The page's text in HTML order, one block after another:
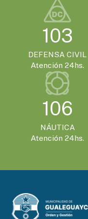
El Encuentro
en Gualeguaychú
103
DEFENSA CIVIL
Atención 24hs.
106
NÁUTICA
Atención 24hs.